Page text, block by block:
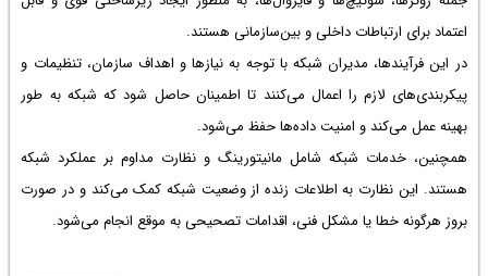
اعتماد برای ارتباطات داخلی و بین‌سازمانی هستند.
در این فرآیندها، مدیران شبکه با توجه به نیازها و اهداف سازمان، تنظیمات و
پیکربندی‌های لازم را اعمال می‌کنند تا اطمینان حاصل شود که شبکه به طور
بهینه عمل می‌کند و امنیت داده‌ها حفظ می‌شود.
همچنین، خدمات شبکه شامل مانیتورینگ و نظارت مداوم بر عملکرد شبکه
هستند. این نظارت به اطلاعات زنده از وضعیت شبکه کمک می‌کند و در صورت
بروز هرگونه خطا یا مشکل فنی، اقدامات تصحیحی به موقع انجام می‌شود.